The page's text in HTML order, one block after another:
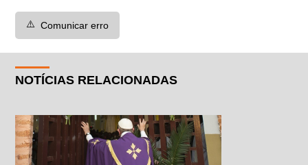
⚠️ Comunicar erro
NOTÍCIAS RELACIONADAS